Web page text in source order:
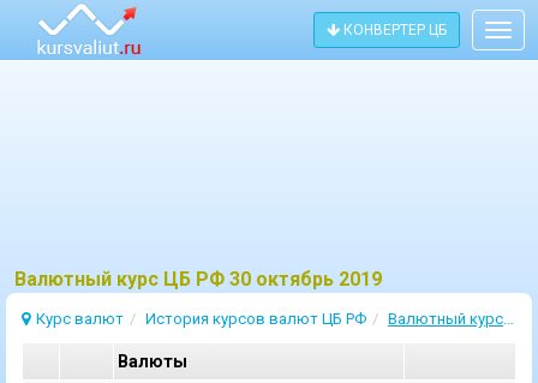
КОНВЕРТЕР ЦБ
Bалютный курс ЦБ РФ 30 октябрь 2019
Курс валют История курсов валют ЦБ РФ Валютный курс 30 Октябрь 2019
Валюты